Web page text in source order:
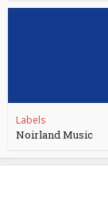
Labels
Noirland Music